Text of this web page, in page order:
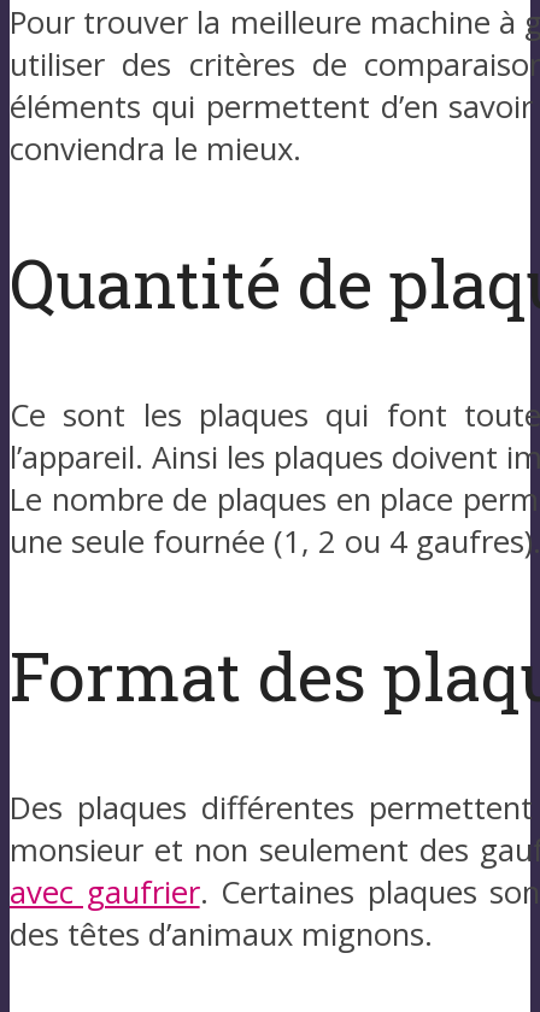
Pour trouver la meilleure machine
utiliser des critères de
éléments qui permettent d’en
conviendra le mieux.
Quantité de
Ce sont les plaques qui font
l’appareil. Ainsi les plaques doivent
Le nombre de plaques en place
une seule fournée (1, 2 ou 4 gaufres).
Format des
Des plaques différentes
monsieur et non seulement des
avec gaufrier. Certaines plaques
des têtes d’animaux mignons.